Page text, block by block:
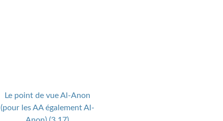
Le point de vue Al-Anon
(pour les AA également Al-